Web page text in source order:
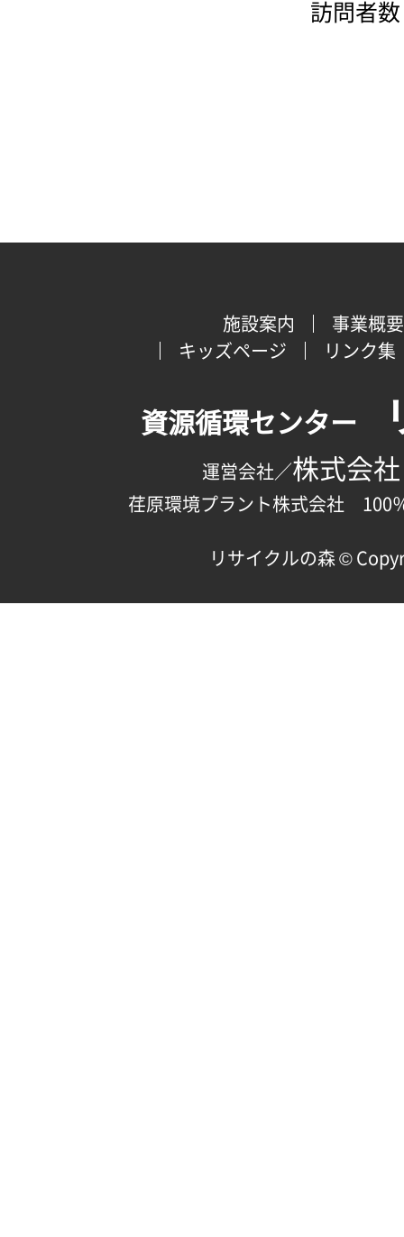
訪問者
施設案内
事業概要
キッズページ
リンク集
資源循環センター
運営会社／株式会
荏原環境プラント株式会社 100
リサイクルの森 ©